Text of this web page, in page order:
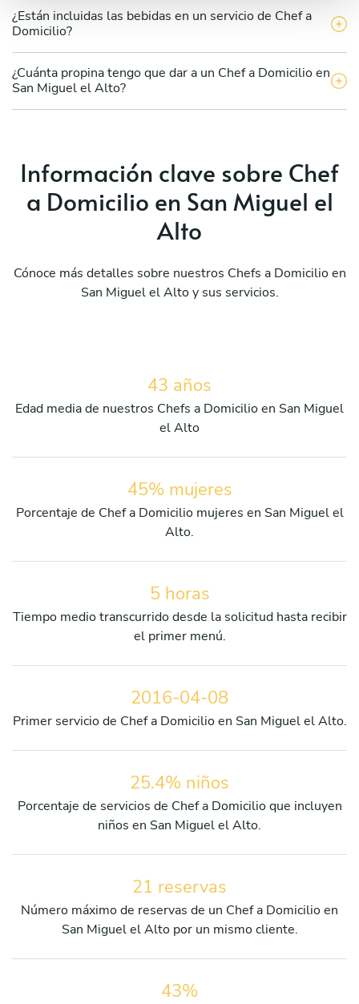
¿Están incluidas las bebidas en un servicio de Chef a
Domicilio?
¿Cuánta propina tengo que dar a un Chef a Domicilio en
San Miguel el Alto?
Información clave sobre Chef
a Domicilio en San Miguel el
Alto
Cónoce más detalles sobre nuestros Chefs a Domicilio en
San Miguel el Alto y sus servicios.
43 años
Edad media de nuestros Chefs a Domicilio en San Miguel
el Alto
45% mujeres
Porcentaje de Chef a Domicilio mujeres en San Miguel el
Alto.
5 horas
Tiempo medio transcurrido desde la solicitud hasta recibir
el primer menú.
2016-04-08
Primer servicio de Chef a Domicilio en San Miguel el Alto.
25.4% niños
Porcentaje de servicios de Chef a Domicilio que incluyen
niños en San Miguel el Alto.
21 reservas
Número máximo de reservas de un Chef a Domicilio en
San Miguel el Alto por un mismo cliente.
43%